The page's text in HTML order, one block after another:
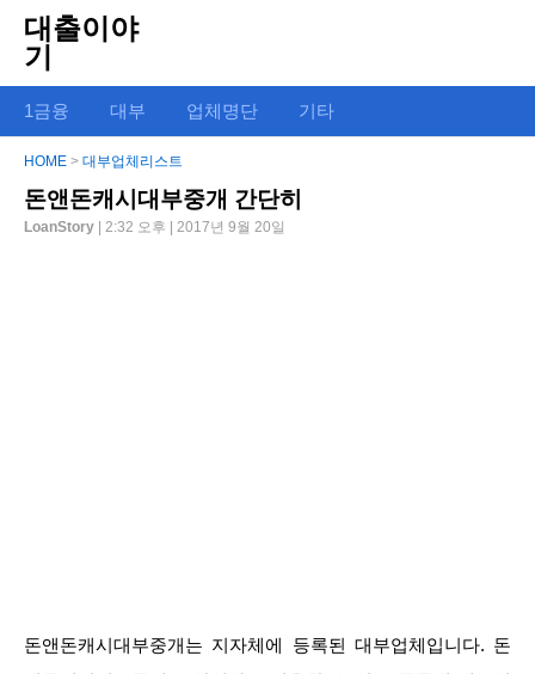
대출이야
기
1금융 대부 업체명단 기타
HOME > 대부업체리스트
돈앤돈캐시대부중개 간단히
LoanStory | 2:32 오후 | 2017년 9월 20일
돈앤돈캐시대부중개는 지자체에 등록된 대부업체입니다. 돈